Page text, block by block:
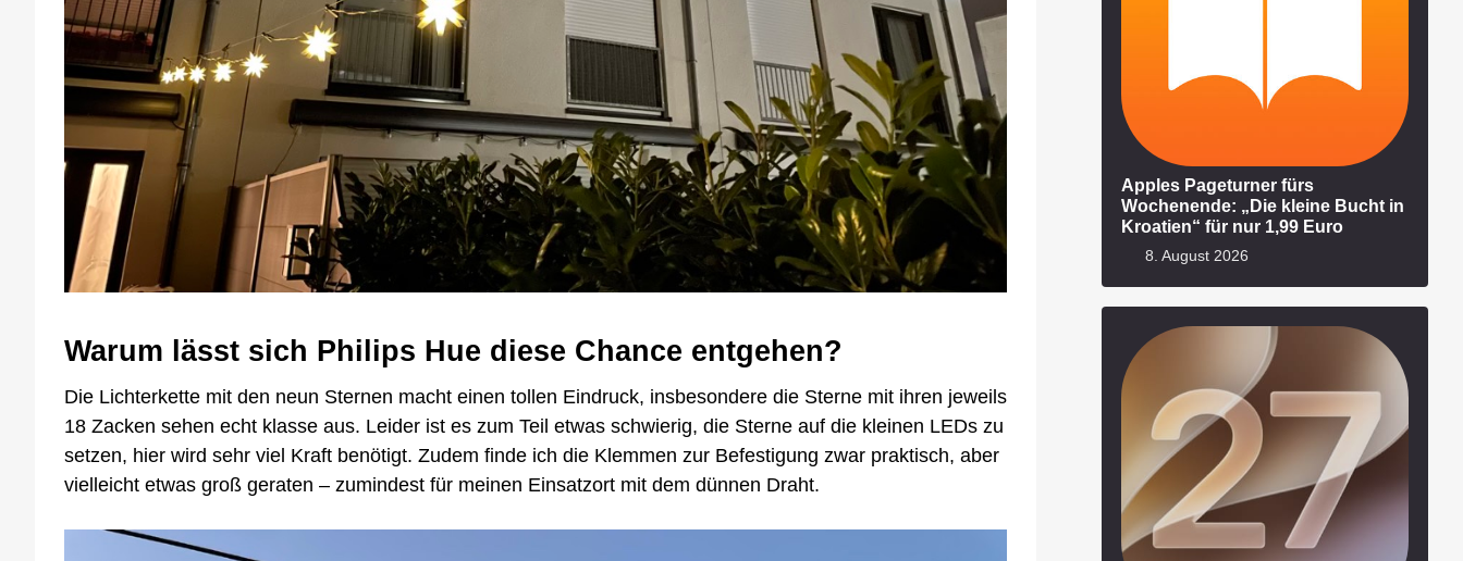
Warum lässt sich Philips Hue diese Chance entgehen?
Die Lichterkette mit den neun Sternen macht einen tollen Eindruck, insbesondere die Sterne mit ihren jeweils
18 Zacken sehen echt klasse aus. Leider ist es zum Teil etwas schwierig, die Sterne auf die kleinen LEDs zu
setzen, hier wird sehr viel Kraft benötigt. Zudem finde ich die Klemmen zur Befestigung zwar praktisch, aber
vielleicht etwas groß geraten – zumindest für meinen Einsatzort mit dem dünnen Draht.
Apples Pageturner fürs
Wochenende: „Die kleine Bucht in
Kroatien“ für nur 1,99 Euro
8. August 2026